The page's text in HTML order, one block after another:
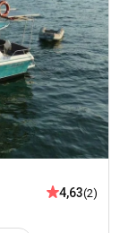
4,63(2)